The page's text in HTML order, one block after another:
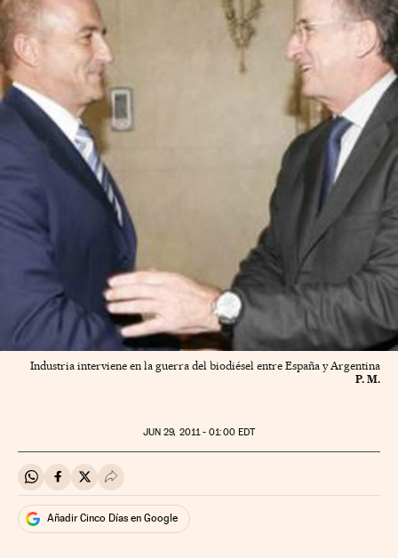
Industria interviene en la guerra del biodiésel entre España y Argentina
P. M.
JUN 29, 2011 - 01:00EDT
Compartir en Whatsapp
Compartir en Facebook
Compartir en Twitter
Desplegar Redes Sociales
Añadir Cinco Días en Google